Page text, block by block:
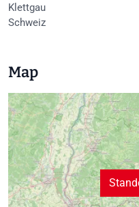
Klettgau
Schweiz
Map